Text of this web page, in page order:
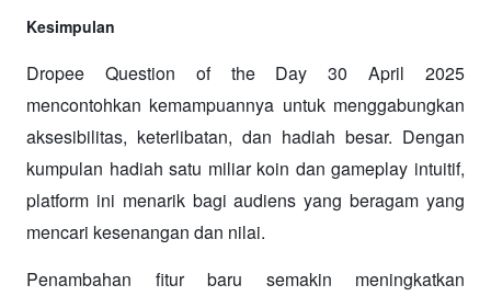
Kesimpulan
Dropee Question of the Day 30 April 2025
mencontohkan kemampuannya untuk menggabungkan
aksesibilitas, keterlibatan, dan hadiah besar. Dengan
kumpulan hadiah satu miliar koin dan gameplay intuitif,
platform ini menarik bagi audiens yang beragam yang
mencari kesenangan dan nilai.
Penambahan fitur baru semakin meningkatkan